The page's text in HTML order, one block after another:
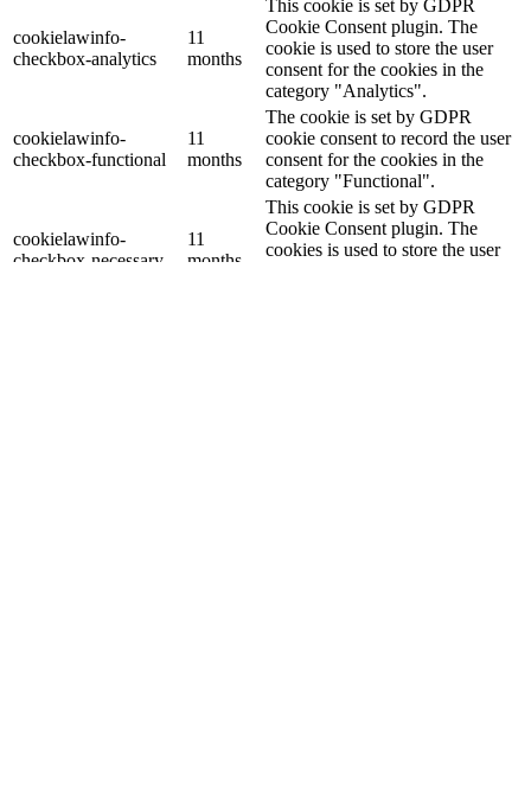
cookielawinfo-
checkbox-analytics
11
months
This cookie is set by GDPR
Cookie Consent plugin. The
cookie is used to store the user
consent for the cookies in the
category "Analytics".
cookielawinfo-
checkbox-functional
11
months
The cookie is set by GDPR
cookie consent to record the user
consent for the cookies in the
category "Functional".
cookielawinfo-
checkbox-necessary
11
months
This cookie is set by GDPR
Cookie Consent plugin. The
cookies is used to store the user